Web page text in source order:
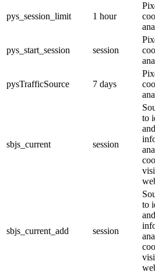
pys_session_limit 1 hour
pys_start_session session
pysTrafficSource 7 days
sbjs_current session
to
sbjs_current_add session
to